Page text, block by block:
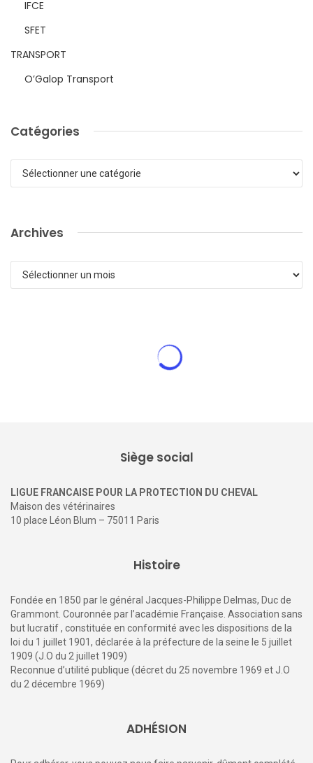
IFCE
SFET
TRANSPORT
O’Galop Transport
Catégories
Archives
Siège social
LIGUE FRANCAISE POUR LA PROTECTION DU CHEVAL
Maison des vétérinaires
10 place Léon Blum – 75011 Paris
Histoire
Fondée en 1850 par le général Jacques-Philippe Delmas, Duc de
Grammont. Couronnée par l’académie Française. Association sans
but lucratif , constituée en conformité avec les dispositions de la
loi du 1 juillet 1901, déclarée à la préfecture de la seine le 5 juillet
1909 (J.O du 2 juillet 1909)
Reconnue d’utilité publique (décret du 25 novembre 1969 et J.O
du 2 décembre 1969)
ADHÉSION